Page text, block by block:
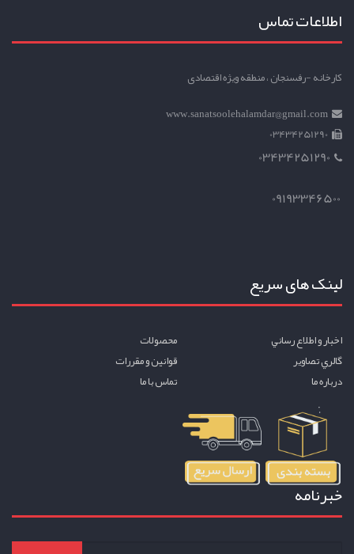
اطلاعات تماس
کارخانه -رفسنجان ، منطقه ویژه اقتصادی
www.sanatsoolehalamdar@gmail.com
03434251290
03434251290
09193346500
لینک های سریع
اخبار و اطلاع رساني
محصولات
گالري تصاوير
قوانين و مقررات
درباره ما
تماس با ما
خبرنامه